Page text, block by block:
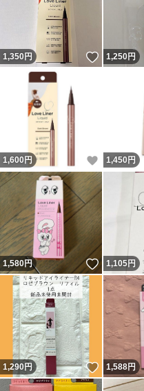
1,350円 いいね！
1,250円
1,600 円 いいね！
1,450 円
1,580円 いいね！
1,105円
1,290円 いいね！
1,588円